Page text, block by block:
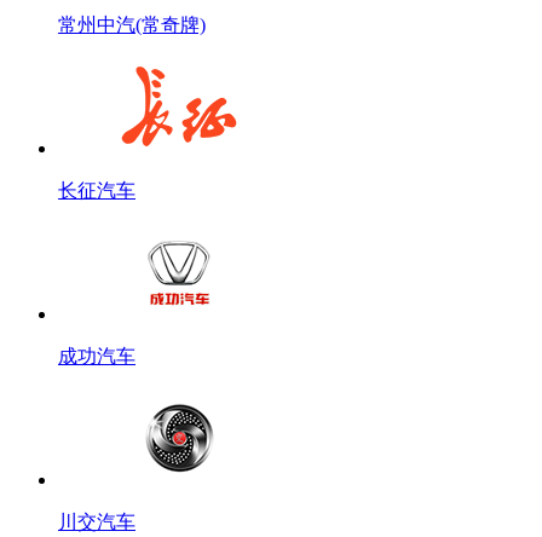
常州中汽(常奇牌)
长征汽车
成功汽车
川交汽车